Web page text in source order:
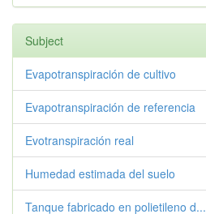
Subject
Evapotranspiración de cultivo
Evapotranspiración de referencia
Evotranspiración real
Humedad estimada del suelo
Tanque fabricado en polietileno d...